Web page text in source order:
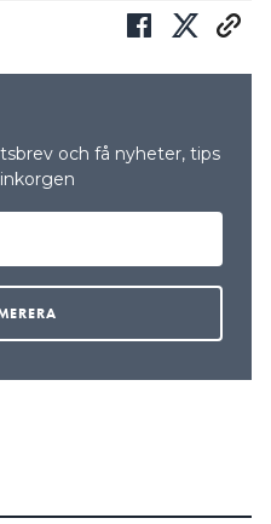
och få nyheter, tips